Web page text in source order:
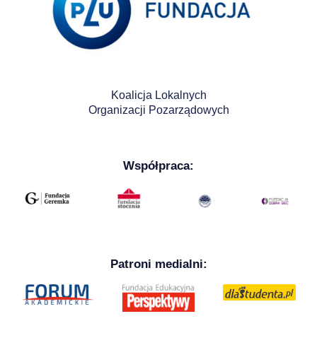
Koalicja Lokalnych
Organizacji Pozarządowych
Współpraca:
Patroni medialni: